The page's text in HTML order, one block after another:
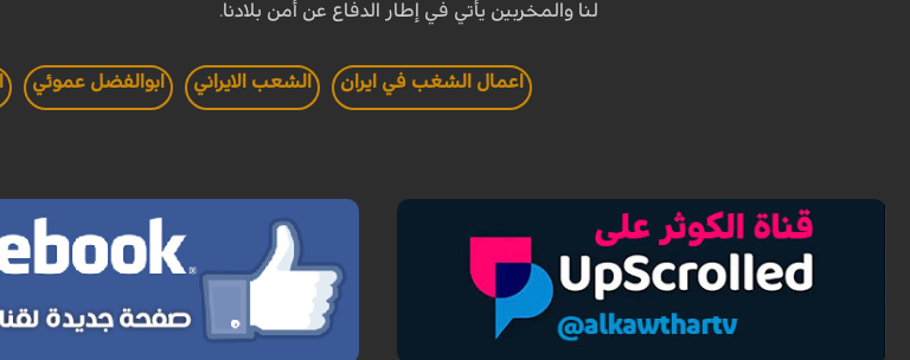
لنا والمخربين يأتي في إطار الدفاع عن أمن بلادنا.
اعمال الشغب في ايران الشعب الايراني ابوالفضل عموئي